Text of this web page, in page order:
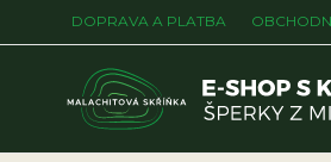
DOPRAVA A PLATBA